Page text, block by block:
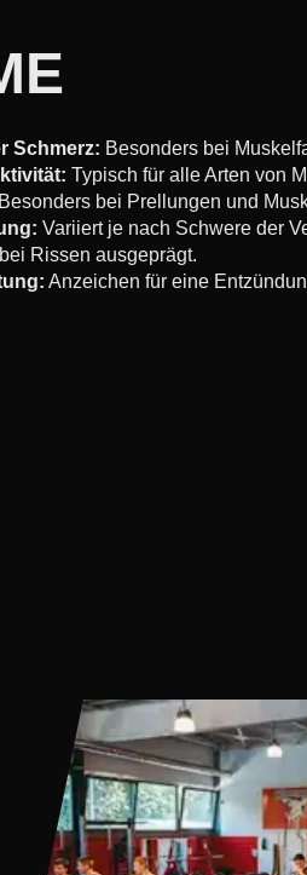
Schmerz: Besonders bei
Typisch für alle Arten von
Besonders bei Prellungen und
Variiert je nach Schwere der
Rissen ausgeprägt.
Anzeichen für eine